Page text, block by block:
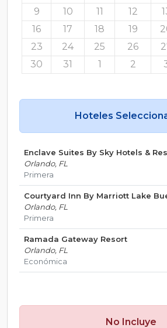
9
10 11 12
16
17 18 19
23
24 25 26
30
31 1 2
Hoteles
Enclave Suites By Sky Hotels &
Orlando, FL
Primera
Courtyard Inn By Marriott Lake
Orlando, FL
Primera
Ramada Gateway Resort
Orlando, FL
Económica
No Incluye